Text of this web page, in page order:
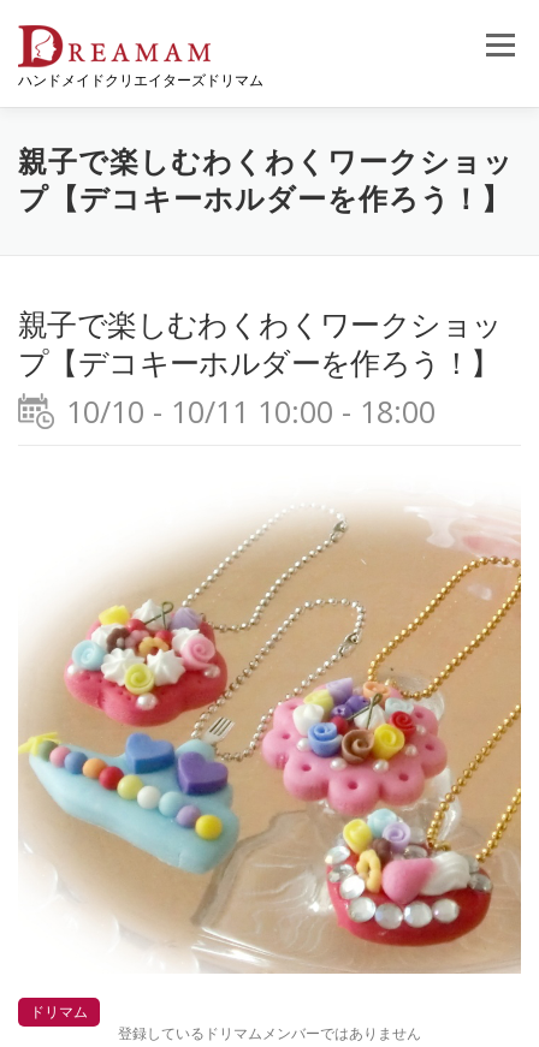
ツ
ハンドメイドクリエイターズドリマム
メニュー
親子で楽しむわくわくワークショッ
プ【デコキーホルダーを作ろう！】
親子で楽しむわくわくワークショッ
プ【デコキーホルダーを作ろう！】
10/10 - 10/11 10:00 - 18:00
ドリマム
登録しているドリマムメンバーではありません